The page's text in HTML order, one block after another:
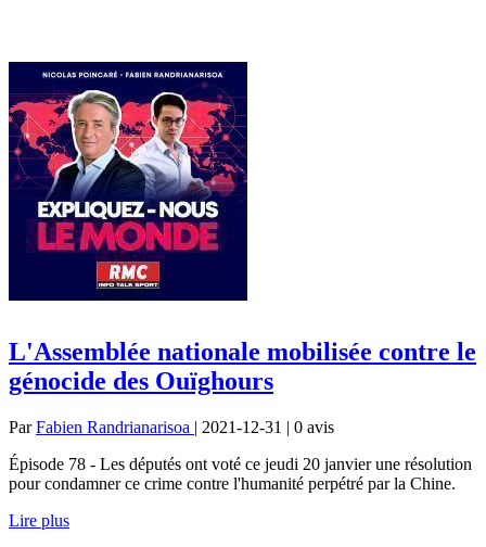
L'Assemblée nationale mobilisée contre le
génocide des Ouïghours
ParFabien Randrianarisoa | 2021-12-31 | 0 avis
Épisode 78 - Les députés ont voté ce jeudi 20 janvier une résolution
pour condamner ce crime contre l'humanité perpétré par la Chine.
Lire plus